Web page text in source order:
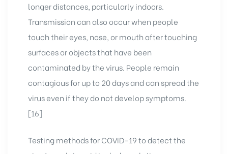
longer distances, particularly indoors.
Transmission can also occur when people
touch their eyes, nose, or mouth after touching
surfaces or objects that have been
contaminated by the virus. People remain
contagious for up to 20 days and can spread the
virus even if they do not develop symptoms.
[16]
Testing methods for COVID-19 to detect the